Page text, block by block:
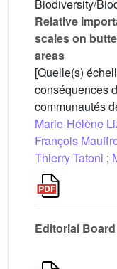
Biodiversity/
Relative
scales on
areas
[Quelle(s)
conséquences
communautés
Marie-Hélène
François
Thierry Tatoni ;
Editorial